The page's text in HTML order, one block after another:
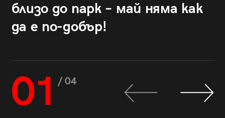
близо до парк – май няма как
да е по-добър!
01 / 04